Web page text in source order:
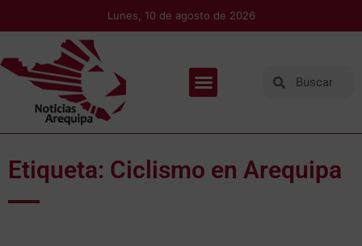
Lunes, 10 de agosto de 2026
Etiqueta: Ciclismo en Arequipa